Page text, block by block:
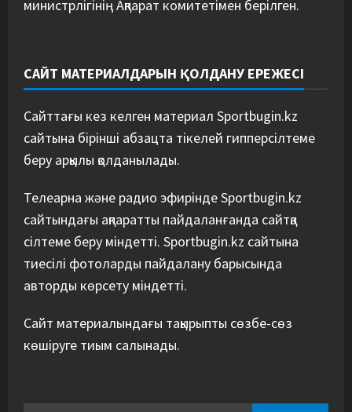
министрлігінің Ақпарат комитетімен берілген.
САЙТ МАТЕРИАЛДАРЫН ҚОЛДАНУ ЕРЕЖЕСІ
Сайттағы кез келген материал Sportbugin.kz
сайтына бірінші абзацта тікелей гипперсілтеме
беру арқылы қолданылады.
Телеарна және радио эфирінде Sportbugin.kz
сайтындағы ақпаратты пайдаланғанда сайтқа
сілтеме беру міндетті. Sportbugin.kz сайтына
тиесілі фотоларды пайдалану барысында
авторды көрсету міндетті.
Сайт материалындағы тақырыпты сөзбе-сөз
көшіруге тиым салынады.